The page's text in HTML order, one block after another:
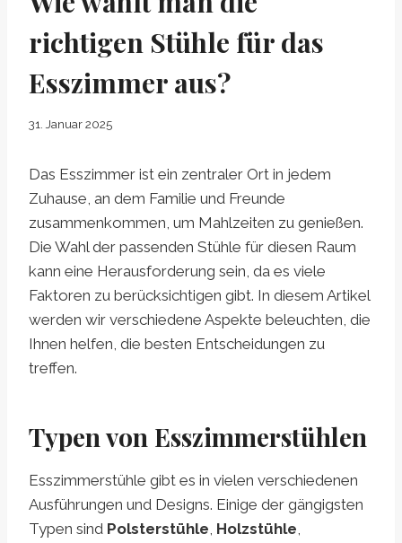
richtigen Stühle für das
Esszimmer aus?
31. Januar 2025
Das Esszimmer ist ein zentraler Ort in jedem
Zuhause, an dem Familie und Freunde
zusammenkommen, um Mahlzeiten zu genießen.
Die Wahl der passenden Stühle für diesen Raum
kann eine Herausforderung sein, da es viele
Faktoren zu berücksichtigen gibt. In diesem Artikel
werden wir verschiedene Aspekte beleuchten, die
Ihnen helfen, die besten Entscheidungen zu
treffen.
Typen von Esszimmerstühlen
Esszimmerstühle gibt es in vielen verschiedenen
Ausführungen und Designs. Einige der gängigsten
Typen sind Polsterstühle, Holzstühle,